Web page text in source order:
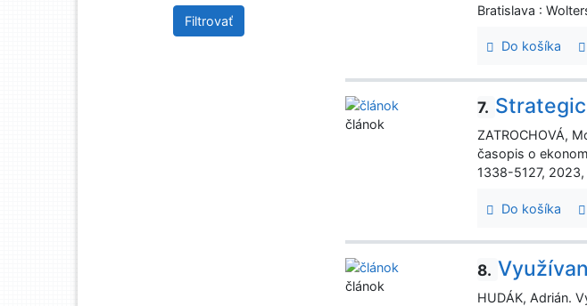
Bratislava :
Do košíka
7.
ZATROCHOVÁ,
časopis o
1338-5127,
Do košíka
článok
8.
HUDÁK, Adrián.
článok
Filtrovať